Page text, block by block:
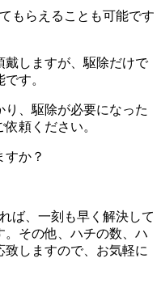
もらえることも可能です
戴しますが、駆除だけで
す。
、駆除が必要になった
頼ください。
すか？
ば、一刻も早く解決して
。その他、ハチの数、ハ
しますので、お気軽に